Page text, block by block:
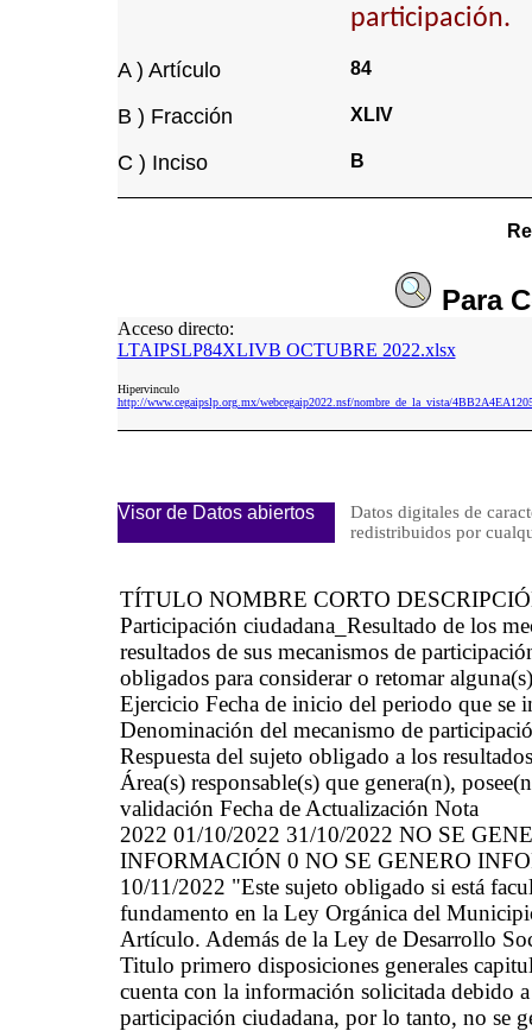
participación.
A ) Artículo 84
B ) Fracción XLIV
C ) Inciso B
Para
Acceso directo:
LTAIPSLP84XLIVB OCTUBRE 2022.xlsx
Hipervinculo
http://www.cegaipslp.org.mx/webcegaip2022.nsf/nombre_de_la_vista/
Visor de Datos abiertos
Datos digitales de
redistribuidos por
TÍTULO NOMBRE CORTO
Participación ciudadana_Resultado de los
resultados de sus mecanismos de
obligados para considerar o retomar
Ejercicio Fecha de inicio del periodo que se
Denominación del mecanismo de
Respuesta del sujeto obligado a los
Área(s) responsable(s) que genera(n),
validación Fecha de Actualización Nota
2022 01/10/2022 31/10/2022 NO SE
INFORMACIÓN 0 NO SE GENERO
10/11/2022 "Este sujeto obligado si está
fundamento en la Ley Orgánica del
Artículo. Además de la Ley de Desarrollo
Titulo primero disposiciones generales
cuenta con la información solicitada debido
participación ciudadana, por lo tanto, no se